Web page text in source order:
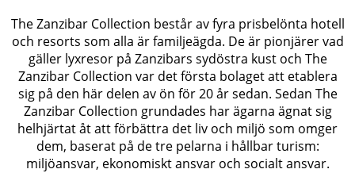
The Zanzibar Collection består av fyra prisbelönta hotell
och resorts som alla är familjeägda. De är pionjärer vad
gäller lyxresor på Zanzibars sydöstra kust och The
Zanzibar Collection var det första bolaget att etablera
sig på den här delen av ön för 20 år sedan. Sedan The
Zanzibar Collection grundades har ägarna ägnat sig
helhjärtat åt att förbättra det liv och miljö som omger
dem, baserat på de tre pelarna i hållbar turism:
miljöansvar, ekonomiskt ansvar och socialt ansvar.